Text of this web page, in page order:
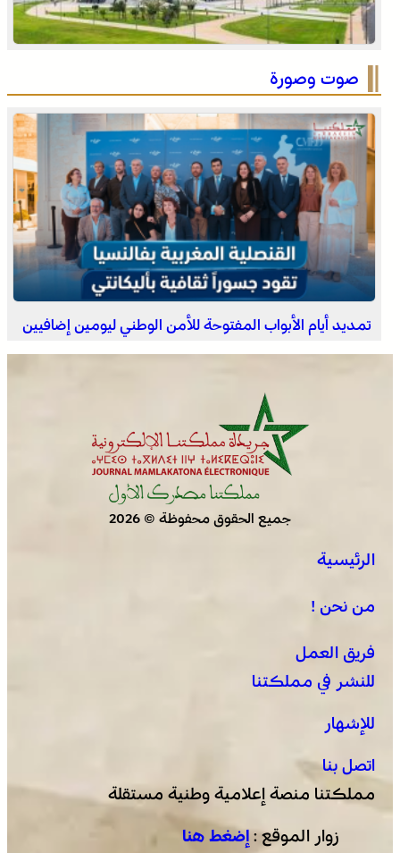
وادي زم .. مبادرة تطوعية لشباب المدينة تعيد الاعتبار لمقبرة
الجديدة .. افتتاح فعاليات موسم مولاي عبد الله أمغار
صوت وصورة
تمديد أيام الأبواب المفتوحة للأمن الوطني ليومين إضافيين
جميع الحقوق محفوظة © 2026
الرئيسية
من نحن !
فريق العمل
للنشر في مملكتنا
للإشهار
اتصل بنا
مملكتنا منصة إعلامية وطنية مستقلة
زوار الموقع : إضغط هنا